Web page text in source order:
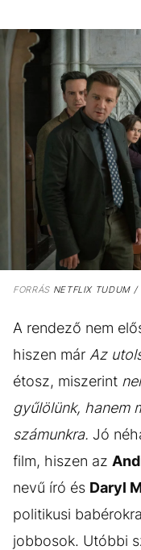
FORRÁSNETFLIX TUDUM /
A rendező nem
hiszen már Az
étosz, miszerint
gyűlölünk, hanem
számunkra. Jó
film, hiszen az
nevű író és Daryl
politikusi
jobbosok. Utóbbi